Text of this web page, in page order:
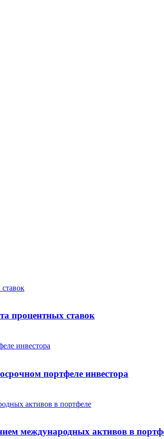
процентных ставок
портфеле инвестора
международных активов в